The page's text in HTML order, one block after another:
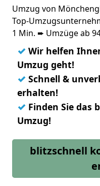
Umzug von
Top-
1 Min. ➨ Umzüge ab
✓ Wir helfen
Umzug geht!
✓ Schnell &
erhalten!
✓ Finden Sie das
Umzug!
blitzschnell